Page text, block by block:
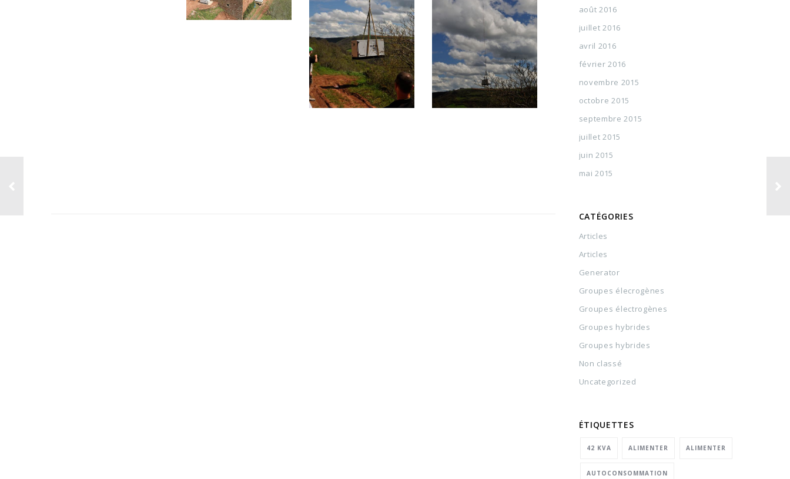
août 2016
juillet 2016
avril 2016
février 2016
novembre 2015
octobre 2015
septembre 2015
juillet 2015
juin 2015
mai 2015
CATÉGORIES
Articles
Articles
Generator
Groupes élecrogènes
Groupes électrogènes
Groupes hybrides
Groupes hybrides
Non classé
Uncategorized
ÉTIQUETTES
42 KVA ALIMENTER ALIMENTER
AUTOCONSOMMATION